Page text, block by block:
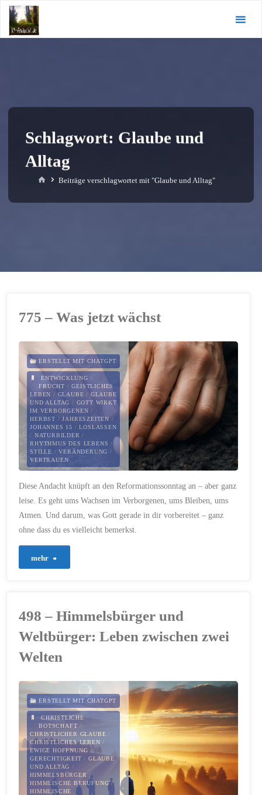
Zum
Inhalt
springen
Schlagwort: Glaube und
Alltag
StartBeiträge verschlagwortet mit "Glaube und Alltag"
775 – Was jetzt wächst
ERSTELLT MIT CHATGPT
ENTWICKLUNG /
FRUCHT /GEISTLICHES
LEBEN / GLAUBE / GLAUBE
UND ALLTAG / GOTT WIRKT
IM VERBORGENEN /
HERBST /JAHRESZEITEN/
JOHANNES 15 /LOSLASSEN
/ NATURBILDER /
RHYTHMUS DES LEBENS /
STILLE /VERÄNDERUNG /
VERTRAUEN
Diese Andacht knüpft an den Reformationssonntag an – aber ganz
leise. Es geht ums Wachsen im Verborgenen, ums Bleiben, ums
Atmen. Und darum, was Gott gerade in dir vorbereitet – ganz
ohne dass du es vielleicht bemerkst.
mehr
498 – Himmelsbürger und
Weltbürger: Leben zwischen zwei
Welten
ERSTELLT MIT CHATGPT
CHRISTLICHE
BOTSCHAFT /
CHRISTLICHER GLAUBE /
CHRISTLICHES LEBEN /
EWIGE HOFFNUNG /
GERECHTIGKEIT / GLAUBE
UND ALLTAG /
HIMMELSBÜRGER /
HIMMLISCHE BERUFUNG/
HIMMLISCHE